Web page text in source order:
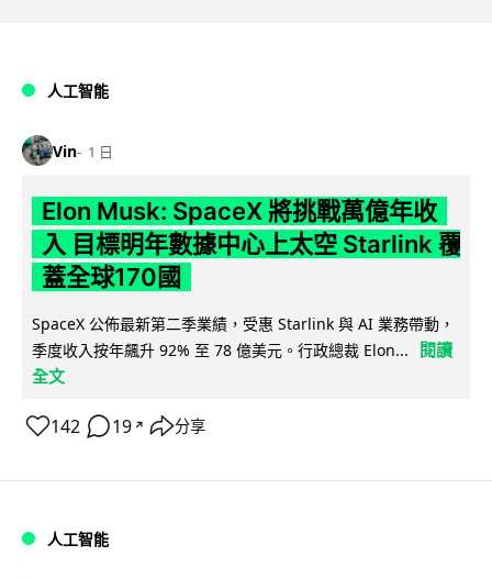
人工智能
Vin 1 日
Elon Musk: SpaceX 將挑戰萬億年收
入 目標明年數據中心上太空 Starlink 覆
蓋全球170國
SpaceX 公佈最新第二季業績，受惠 Starlink 與 AI 業務帶動，
季度收入按年飆升 92% 至 78 億美元。行政總裁 Elon...
閱讀
全文
142 19 ↗ 分享
人工智能